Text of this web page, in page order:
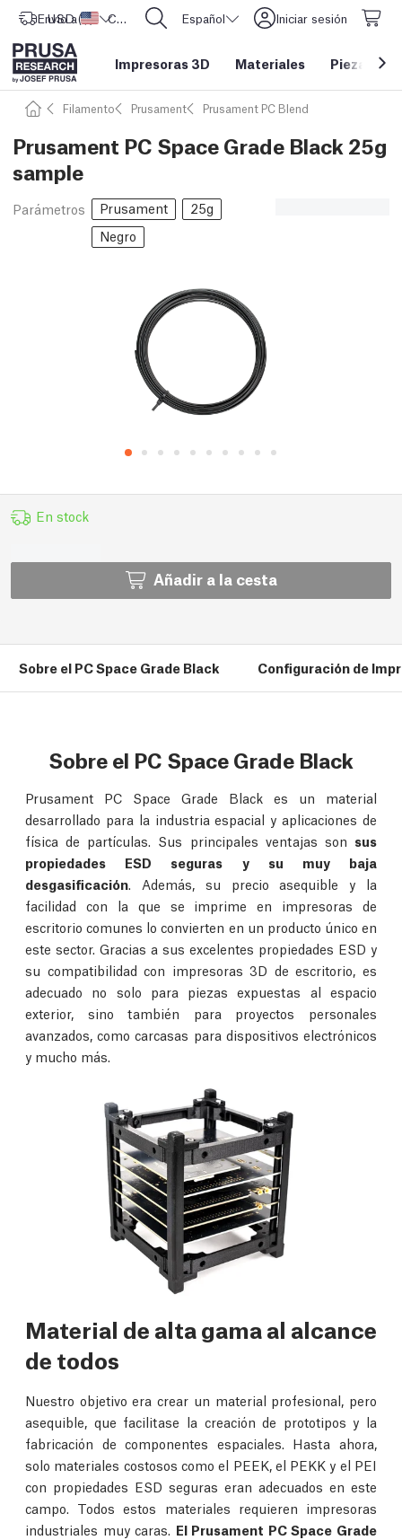
Envío a Estados Unidos
USD ($) CORE One L: ¡Ya disponible! Español Iniciar sesión
Impresoras 3D Materiales Piezas y
Filamento Prusament Prusament PC Blend
Prusament PC Space Grade Black 25g
sample
Parámetros Prusament
25g
Negro
En stock
Añadir a la cesta
Sobre el PC Space Grade Black Configuración de
Sobre el PC Space Grade Black
Prusament PC Space Grade Black es un material
desarrollado para la industria espacial y aplicaciones de
física de partículas. Sus principales ventajas son sus
propiedades ESD seguras y su muy baja
desgasificación. Además, su precio asequible y la
facilidad con la que se imprime en impresoras de
escritorio comunes lo convierten en un producto único en
este sector. Gracias a sus excelentes propiedades ESD y
su compatibilidad con impresoras 3D de escritorio, es
adecuado no solo para piezas expuestas al espacio
exterior, sino también para proyectos personales
avanzados, como carcasas para dispositivos electrónicos
y mucho más.
Material de alta gama al alcance
de todos
Nuestro objetivo era crear un material profesional, pero
asequible, que facilitase la creación de prototipos y la
fabricación de componentes espaciales. Hasta ahora,
solo materiales costosos como el PEEK, el PEKK y el PEI
con propiedades ESD seguras eran adecuados en este
campo. Todos estos materiales requieren impresoras
industriales muy caras. El Prusament PC Space Grade